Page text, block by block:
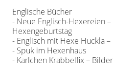
Englische Bücher
- Neue Englisch-Hexereien
Hexengeburtstag
- Englisch mit Hexe Huckla –
- Spuk im Hexenhaus
- Karlchen Krabbelfix –